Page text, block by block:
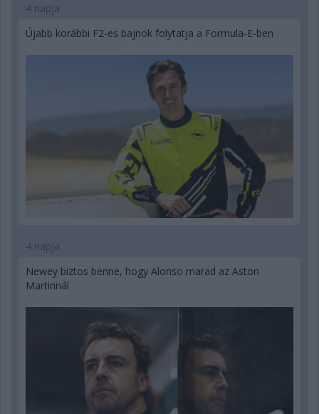
4 napja
Újabb korábbi F2-es bajnok folytatja a Formula-E-ben
4 napja
Newey biztos benne, hogy Alonso marad az Aston
Martinnál